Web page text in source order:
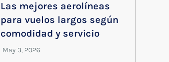
Las mejores aerolíneas
para vuelos largos según
comodidad y servicio